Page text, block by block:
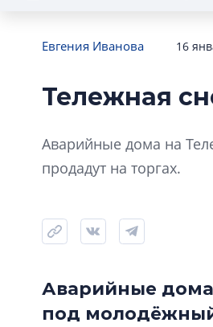
Евгения Иванова 16
Тележная
Аварийные дома на
продадут на торгах.
Аварийные дома
под